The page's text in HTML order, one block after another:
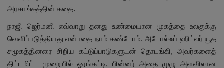
அரசாங்கத்தின் கதை.
நாஜி ஜெர்மனி எவ்வாறு தனது உண்மையான முகத்தை உலகுக்கு
வெளிப்படுத்தியது என்பதை நாம் கண்டோம். அடோல்ஃப் ஹிட்லர் யூத
சமூகத்தினரை சிறிய கட்டுப்பாடுகளுடன் தொடங்கி, அவர்களைத்
திட்டமிட்ட முறையில் ஓரங்கட்டி, பின்னர் அதை முழு அளவிலான